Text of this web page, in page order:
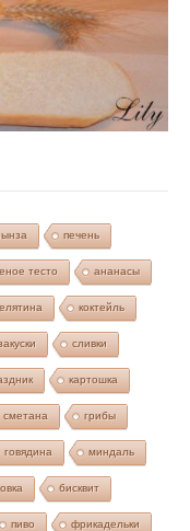
печень
тесто ананасы
коктейль
сливки
картошка
сметана грибы
говядина миндаль
бисквит
пиво фрикадельки